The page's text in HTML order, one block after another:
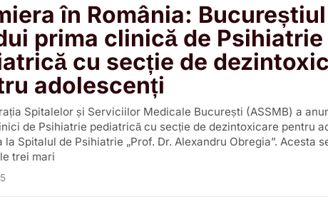
în România:
prima clinică de Psihiatrie
cu secție de
adolescenți
Spitalelor și Serviciilor Medicale București (ASSMB) a
de Psihiatrie pediatrică cu secție de dezintoxicare pentru
la Spitalul de Psihiatrie „Prof. Dr. Alexandru Obregia”. Acesta
trei mari